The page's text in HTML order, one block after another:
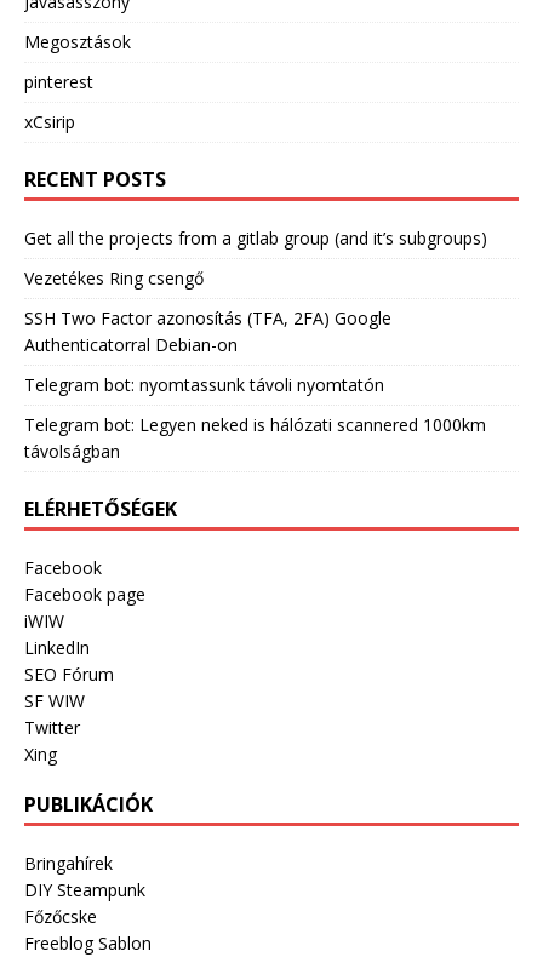
Megosztások
pinterest
xCsirip
RECENT POSTS
Get all the projects from a gitlab group (and it’s subgroups)
Vezetékes Ring csengő
SSH Two Factor azonosítás (TFA, 2FA) Google
Authenticatorral Debian-on
Telegram bot: nyomtassunk távoli nyomtatón
Telegram bot: Legyen neked is hálózati scannered 1000km
távolságban
ELÉRHETŐSÉGEK
Facebook
Facebook page
iWIW
LinkedIn
SEO Fórum
SF WIW
Twitter
Xing
PUBLIKÁCIÓK
Bringahírek
DIY Steampunk
Főzőcske
Freeblog Sablon